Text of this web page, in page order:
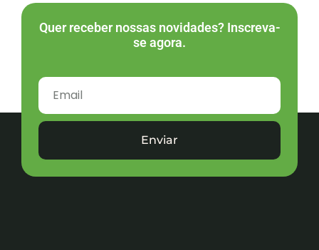
Quer receber nossas novidades? Inscreva-
se agora.
Enviar